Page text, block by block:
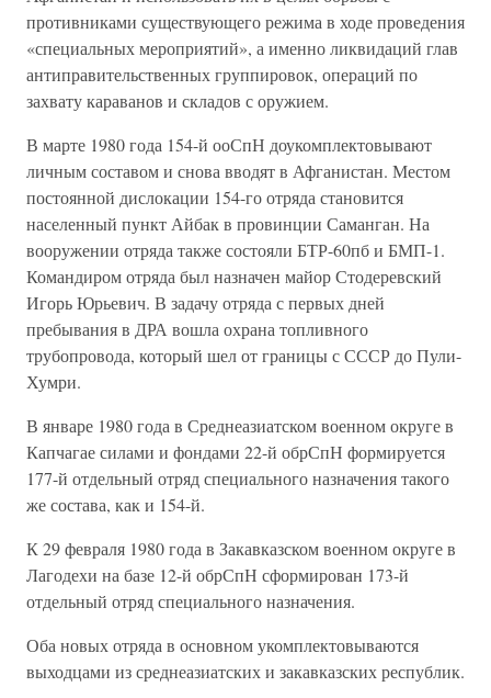
противниками существующего режима в ходе проведения
«специальных мероприятий», а именно ликвидаций глав
антиправительственных группировок, операций по
захвату караванов и складов с оружием.
В марте 1980 года 154-й ооСпН доукомплектовывают
личным составом и снова вводят в Афганистан. Местом
постоянной дислокации 154-го отряда становится
населенный пункт Айбак в провинции Саманган. На
вооружении отряда также состояли БТР-60пб и БМП-1.
Командиром отряда был назначен майор Стодеревский
Игорь Юрьевич. В задачу отряда с первых дней
пребывания в ДРА вошла охрана топливного
трубопровода, который шел от границы с СССР до Пули-
Хумри.
В январе 1980 года в Среднеазиатском военном округе в
Капчагае силами и фондами 22-й обрСпН формируется
177-й отдельный отряд специального назначения такого
же состава, как и 154-й.
К 29 февраля 1980 года в Закавказском военном округе в
Лагодехи на базе 12-й обрСпН сформирован 173-й
отдельный отряд специального назначения.
Оба новых отряда в основном укомплектовываются
выходцами из среднеазиатских и закавказских республик.